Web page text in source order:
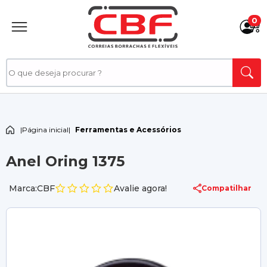
0
|Página inicial| Ferramentas e Acessórios
Anel Oring 1375
Marca:CBF Avalie agora! Compatilhar